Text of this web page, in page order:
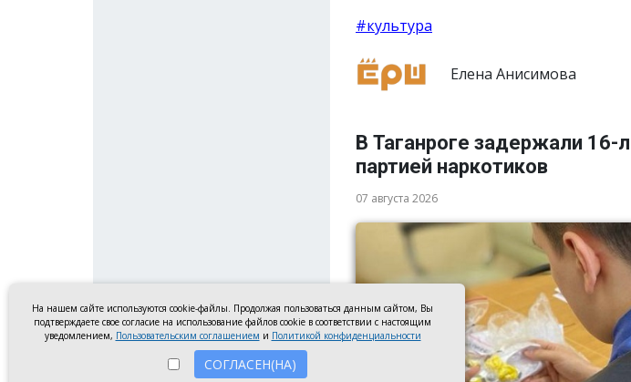
#культура
Елена Анисимова
В Таганроге задержали 16-
партией наркотиков
07 августа 2026
На нашем сайте используются cookie-файлы. Продолжая пользоваться данным сайтом, Вы
подтверждаете свое согласие на использование файлов cookie в соответствии с настоящим
уведомлением, Пользовательским соглашением и Политикой конфиденциальности
СОГЛАСЕН(НА)